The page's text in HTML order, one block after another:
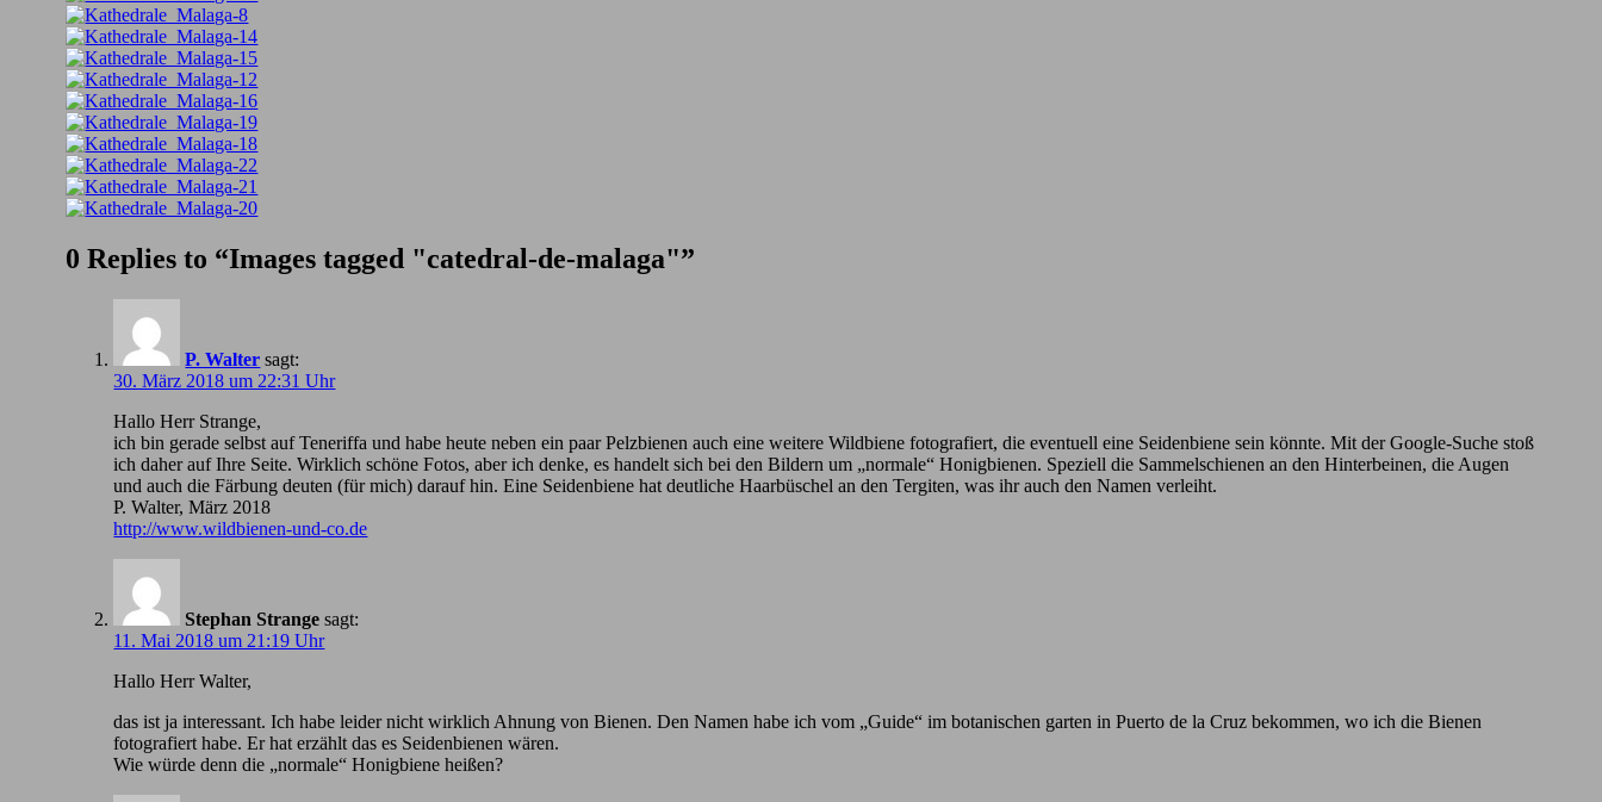
0 Replies to “Images tagged "catedral-de-malaga"”
P. Walter sagt:
30. März 2018 um 22:31 Uhr
Hallo Herr Strange,
ich bin gerade selbst auf Teneriffa und habe heute neben ein paar Pelzbienen auch eine weitere Wildbiene fotografiert, die eventuell eine Seidenbiene sein könnte. Mit der Google-Suche stoß
ich daher auf Ihre Seite. Wirklich schöne Fotos, aber ich denke, es handelt sich bei den Bildern um „normale“ Honigbienen. Speziell die Sammelschienen an den Hinterbeinen, die Augen
und auch die Färbung deuten (für mich) darauf hin. Eine Seidenbiene hat deutliche Haarbüschel an den Tergiten, was ihr auch den Namen verleiht.
P. Walter, März 2018
http://www.wildbienen-und-co.de
Stephan Strange sagt:
11. Mai 2018 um 21:19 Uhr
Hallo Herr Walter,
das ist ja interessant. Ich habe leider nicht wirklich Ahnung von Bienen. Den Namen habe ich vom „Guide“ im botanischen garten in Puerto de la Cruz bekommen, wo ich die Bienen
fotografiert habe. Er hat erzählt das es Seidenbienen wären.
Wie würde denn die „normale“ Honigbiene heißen?